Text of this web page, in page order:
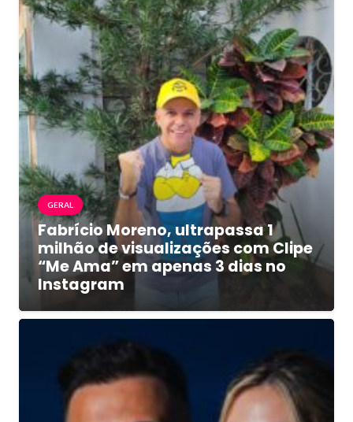
GERAL
Fabrício Moreno, ultrapassa 1
milhão de visualizações com Clipe
“Me Ama” em apenas 3 dias no
Instagram